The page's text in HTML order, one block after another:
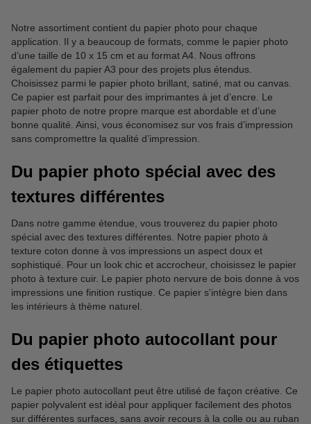
Notre assortiment contient du papier photo pour chaque
application. Il y a beaucoup de formats, comme le papier photo
d’une taille de 10 x 15 cm et au format A4. Nous offrons
également du papier A3 pour des projets plus étendus.
Choisissez parmi le papier photo brillant, satiné, mat ou canvas.
Ce papier est parfait pour des imprimantes à jet d’encre. Le
papier photo de notre propre marque est abordable et d’une
bonne qualité. Ainsi, vous économisez sur vos frais d’impression
sans compromettre la qualité d’impression.
Du papier photo spécial avec des
textures différentes
Dans notre gamme étendue, vous trouverez du papier photo
spécial avec des textures différentes. Notre papier photo à
texture coton donne à vos impressions un aspect doux et
sophistiqué. Pour un look chic et accrocheur, choisissez le papier
photo à texture cuir. Le papier photo nervure de bois donne à vos
impressions une finition rustique. Ce papier s'intègre bien dans
les intérieurs à thème naturel.
Du papier photo autocollant pour
des étiquettes
Le papier photo autocollant peut être utilisé de façon créative. Ce
papier polyvalent est idéal pour appliquer facilement des photos
sur différentes surfaces, sans avoir recours à la colle ou au ruban